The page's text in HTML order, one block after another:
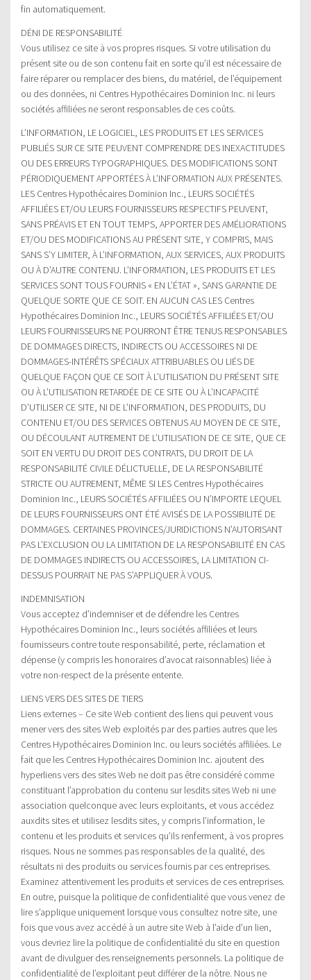
fin automatiquement.
DÉNI DE RESPONSABILITÉ
Vous utilisez ce site à vos propres risques. Si votre utilisation du
présent site ou de son contenu fait en sorte qu’il est nécessaire de
faire réparer ou remplacer des biens, du matériel, de l’équipement
ou des données, ni Centres Hypothécaires Dominion Inc. ni leurs
sociétés affiliées ne seront responsables de ces coûts.
L’INFORMATION, LE LOGICIEL, LES PRODUITS ET LES SERVICES
PUBLIÉS SUR CE SITE PEUVENT COMPRENDRE DES INEXACTITUDES
OU DES ERREURS TYPOGRAPHIQUES. DES MODIFICATIONS SONT
PÉRIODIQUEMENT APPORTÉES À L’INFORMATION AUX PRÉSENTES.
LES Centres Hypothécaires Dominion Inc., LEURS SOCIÉTÉS
AFFILIÉES ET/OU LEURS FOURNISSEURS RESPECTIFS PEUVENT,
SANS PRÉAVIS ET EN TOUT TEMPS, APPORTER DES AMÉLIORATIONS
ET/OU DES MODIFICATIONS AU PRÉSENT SITE, Y COMPRIS, MAIS
SANS S’Y LIMITER, À L’INFORMATION, AUX SERVICES, AUX PRODUITS
OU À D’AUTRE CONTENU. L’INFORMATION, LES PRODUITS ET LES
SERVICES SONT TOUS FOURNIS « EN L’ÉTAT », SANS GARANTIE DE
QUELQUE SORTE QUE CE SOIT. EN AUCUN CAS LES Centres
Hypothécaires Dominion Inc., LEURS SOCIÉTÉS AFFILIÉES ET/OU
LEURS FOURNISSEURS NE POURRONT ÊTRE TENUS RESPONSABLES
DE DOMMAGES DIRECTS, INDIRECTS OU ACCESSOIRES NI DE
DOMMAGES-INTÉRÊTS SPÉCIAUX ATTRIBUABLES OU LIÉS DE
QUELQUE FAÇON QUE CE SOIT À L’UTILISATION DU PRÉSENT SITE
OU À L’UTILISATION RETARDÉE DE CE SITE OU À L’INCAPACITÉ
D’UTILISER CE SITE, NI DE L’INFORMATION, DES PRODUITS, DU
CONTENU ET/OU DES SERVICES OBTENUS AU MOYEN DE CE SITE,
OU DÉCOULANT AUTREMENT DE L’UTILISATION DE CE SITE, QUE CE
SOIT EN VERTU DU DROIT DES CONTRATS, DU DROIT DE LA
RESPONSABILITÉ CIVILE DÉLICTUELLE, DE LA RESPONSABILITÉ
STRICTE OU AUTREMENT, MÊME SI LES Centres Hypothécaires
Dominion Inc., LEURS SOCIÉTÉS AFFILIÉES OU N’IMPORTE LEQUEL
DE LEURS FOURNISSEURS ONT ÉTÉ AVISÉS DE LA POSSIBILITÉ DE
DOMMAGES. CERTAINES PROVINCES/JURIDICTIONS N’AUTORISANT
PAS L’EXCLUSION OU LA LIMITATION DE LA RESPONSABILITÉ EN CAS
DE DOMMAGES INDIRECTS OU ACCESSOIRES, LA LIMITATION CI-
DESSUS POURRAIT NE PAS S’APPLIQUER À VOUS.
INDEMNISATION
Vous acceptez d’indemniser et de défendre les Centres
Hypothécaires Dominion Inc., leurs sociétés affiliées et leurs
fournisseurs contre toute responsabilité, perte, réclamation et
dépense (y compris les honoraires d’avocat raisonnables) liée à
votre non-respect de la présente entente.
LIENS VERS DES SITES DE TIERS
Liens externes – Ce site Web contient des liens qui peuvent vous
mener vers des sites Web exploités par des parties autres que les
Centres Hypothécaires Dominion Inc. ou leurs sociétés affiliées. Le
fait que les Centres Hypothécaires Dominion Inc. ajoutent des
hyperliens vers des sites Web ne doit pas être considéré comme
constituant l’approbation du contenu sur lesdits sites Web ni une
association quelconque avec leurs exploitants, et vous accédez
auxdits sites et utilisez lesdits sites, y compris l’information, le
contenu et les produits et services qu’ils renferment, à vos propres
risques. Nous ne sommes pas responsables de la qualité, des
résultats ni des produits ou services fournis par ces entreprises.
Examinez attentivement les produits et services de ces entreprises.
En outre, puisque la politique de confidentialité que vous venez de
lire s’applique uniquement lorsque vous consultez notre site, une
fois que vous avez accédé à un autre site Web à l’aide d’un lien,
vous devriez lire la politique de confidentialité du site en question
avant de divulguer des renseignements personnels. La politique de
confidentialité de l’exploitant peut différer de la nôtre. Nous ne